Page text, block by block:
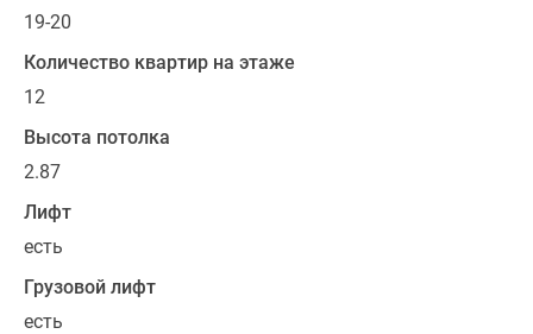
будет
установлено
панорамное
лоджий
и
двойные
Часть
планировок
имеют
19-20
Количество квартир на этаже
12
Высота потолка
2.87
Лифт
есть
Грузовой лифт
есть